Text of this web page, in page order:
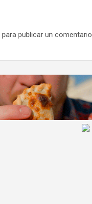
para publicar un comentario.